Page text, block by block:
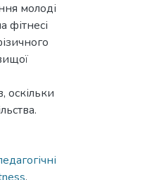
молоді
фітнесі
оскільки